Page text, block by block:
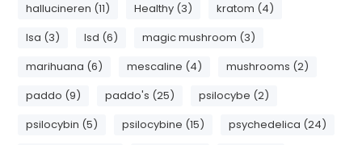
hallucineren (11)
Healthy (3)
kratom (4)
lsa (3)
lsd (6)
magic mushroom (3)
marihuana (6)
mescaline (4)
mushrooms (2)
paddo (9)
paddo's (25)
psilocybe (2)
psilocybin (5)
psilocybine (15)
psychedelica (24)